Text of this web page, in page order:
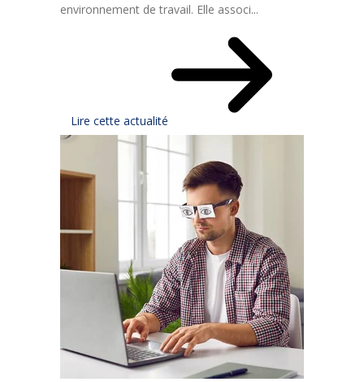
environnement de travail. Elle associ...
Lire cette actualité